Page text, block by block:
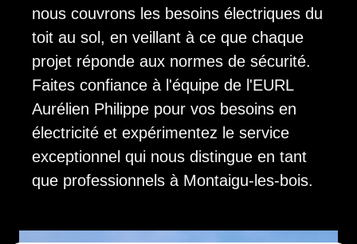
nous couvrons les besoins électriques du
toit au sol, en veillant à ce que chaque
projet réponde aux normes de sécurité.
Faites confiance à l'équipe de l'EURL
Aurélien Philippe pour vos besoins en
électricité et expérimentez le service
exceptionnel qui nous distingue en tant
que professionnels à Montaigu-les-bois.